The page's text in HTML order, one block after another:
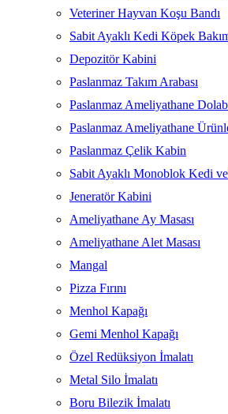
Veteriner Hayvan Koşu Bandı
Sabit Ayaklı Kedi Köpek
Depozitör Kabini
Paslanmaz Takım Arabası
Paslanmaz Ameliyathane
Paslanmaz Ameliyathane
Paslanmaz Çelik Kabin
Sabit Ayaklı Monoblok Kedi
Jeneratör Kabini
Ameliyathane Ay Masası
Ameliyathane Alet Masası
Mangal
Pizza Fırını
Menhol Kapağı
Gemi Menhol Kapağı
Özel Redüksiyon İmalatı
Metal Silo İmalatı
Boru Bilezik İmalatı